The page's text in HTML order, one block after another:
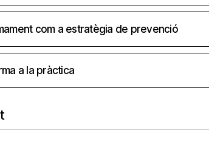
com a estratègia de prevenció
a la pràctica